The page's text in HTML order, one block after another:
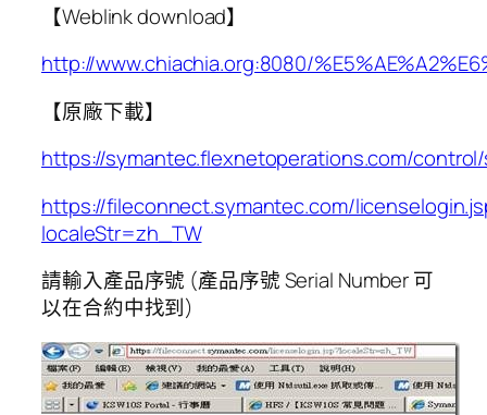
【Weblink download】
http://www.chiachia.org:8080/
【原廠下載】
https://symantec.flexnetoperations.com/
https://fileconnect.symantec.com/
localeStr=zh_TW
請輸入產品序號 (產品序號 Serial Number 可
以在合約中找到)